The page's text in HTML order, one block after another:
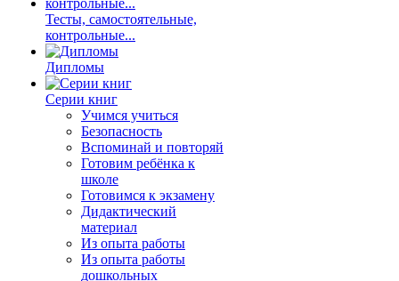
Тесты, самостоятельные,
контрольные...
Дипломы
Серии книг
Учимся учиться
Безопасность
Вспоминай и повторяй
Готовим ребёнка к
школе
Готовимся к экзамену
Дидактический
материал
Из опыта работы
Из опыта работы
дошкольных